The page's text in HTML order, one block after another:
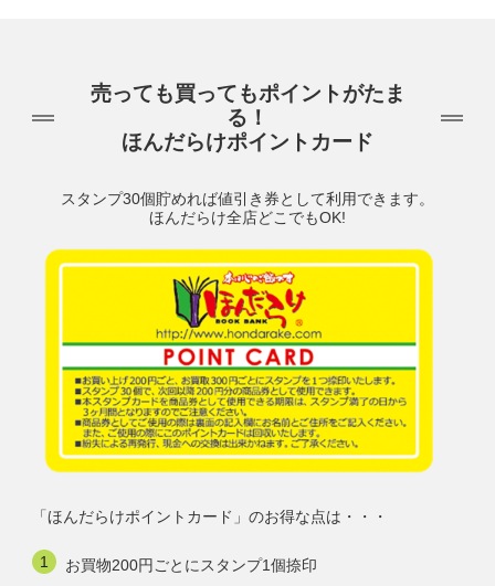
売っても買ってもポイントがたま
る！
ほんだらけポイントカード
スタンプ30個貯めれば値引き券として利用できます。
ほんだらけ全店どこでもOK!
「ほんだらけポイントカード」のお得な点は・・・
お買物200円ごとにスタンプ1個捺印